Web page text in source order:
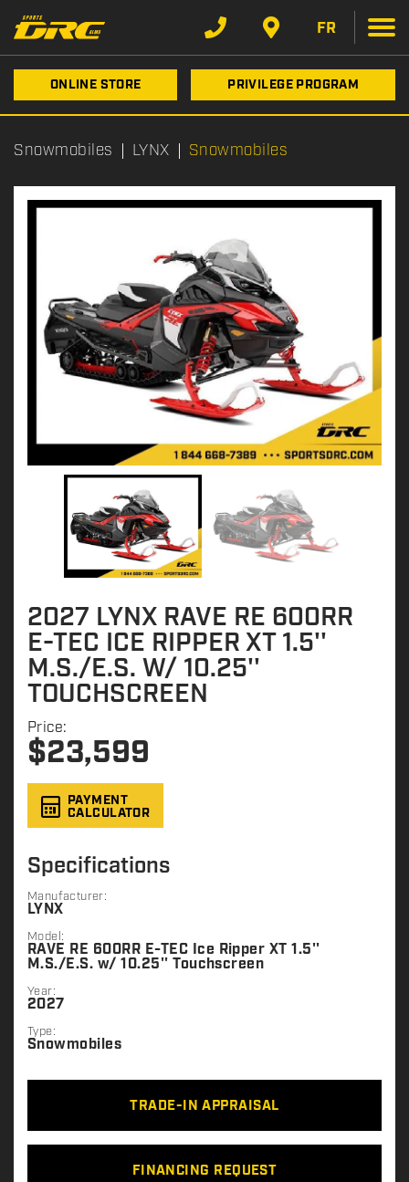
FR
ONLINE STORE PRIVILEGE PROGRAM
Snowmobiles LYNX Snowmobiles
2027 LYNX RAVE RE 600RR
E-TEC ICE RIPPER XT 1.5''
M.S./E.S. W/ 10.25''
TOUCHSCREEN
Price:
$23,599
PAYMENT
CALCULATOR
Specifications
Manufacturer:
LYNX
Model:
RAVE RE 600RR E-TEC Ice Ripper XT 1.5''
M.S./E.S. w/ 10.25'' Touchscreen
Year:
2027
Type:
Snowmobiles
TRADE-IN APPRAISAL
FINANCING REQUEST